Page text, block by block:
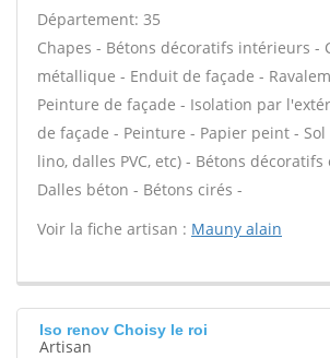
Département: 35
Chapes - Bétons décoratifs intérieurs -
métallique - Enduit de façade -
Peinture de façade - Isolation par
de façade - Peinture - Papier peint -
lino, dalles PVC, etc) - Bétons
Dalles béton - Bétons cirés -
Voir la fiche artisan : Mauny alain
Iso renov Choisy le roi
Artisan